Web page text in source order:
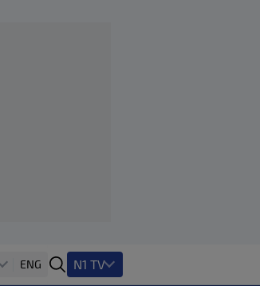
ENG N1 TV